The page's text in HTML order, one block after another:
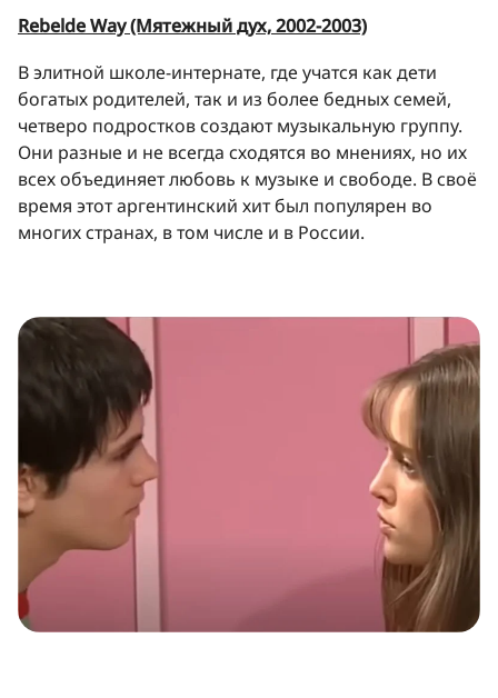
Rebelde Way (Мятежный дух, 2002-2003)
В элитной школе-интернате, где учатся как дети
богатых родителей, так и из более бедных семей,
четверо подростков создают музыкальную группу.
Они разные и не всегда сходятся во мнениях, но их
всех объединяет любовь к музыке и свободе. В своё
время этот аргентинский хит был популярен во
многих странах, в том числе и в России.